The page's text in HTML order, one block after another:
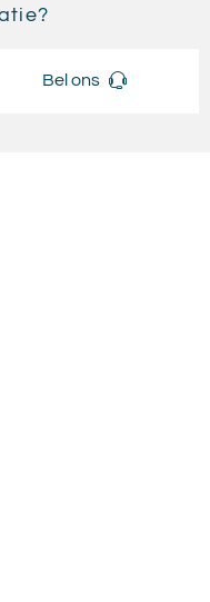
Bel ons